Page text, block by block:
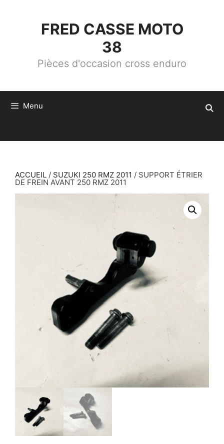
FRED CASSE MOTO
38
Pièces d'occasion cross enduro
Menu
ACCUEIL / SUZUKI 250 RMZ 2011 / SUPPORT ÉTRIER
DE FREIN AVANT 250 RMZ 2011